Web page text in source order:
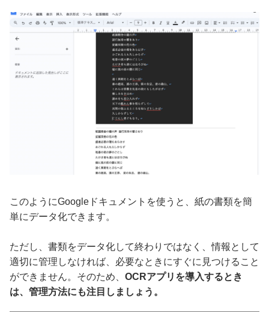
このようにGoogleドキュメントを使うと、紙の書類を簡
単にデータ化できます。
ただし、書類をデータ化して終わりではなく、情報として
適切に管理しなければ、必要なときにすぐに見つけること
ができません。そのため、 OCRアプリを導入するとき
は、管理方法にも注目しましょう。